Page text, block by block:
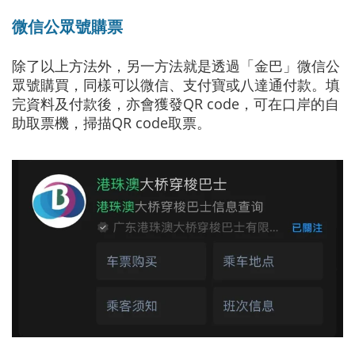
微信公眾號購票
除了以上方法外，另一方法就是透過「金巴」微信公
眾號購買，同樣可以微信、支付寶或八達通付款。填
完資料及付款後，亦會獲發QR code，可在口岸的自
助取票機，掃描QR code取票。